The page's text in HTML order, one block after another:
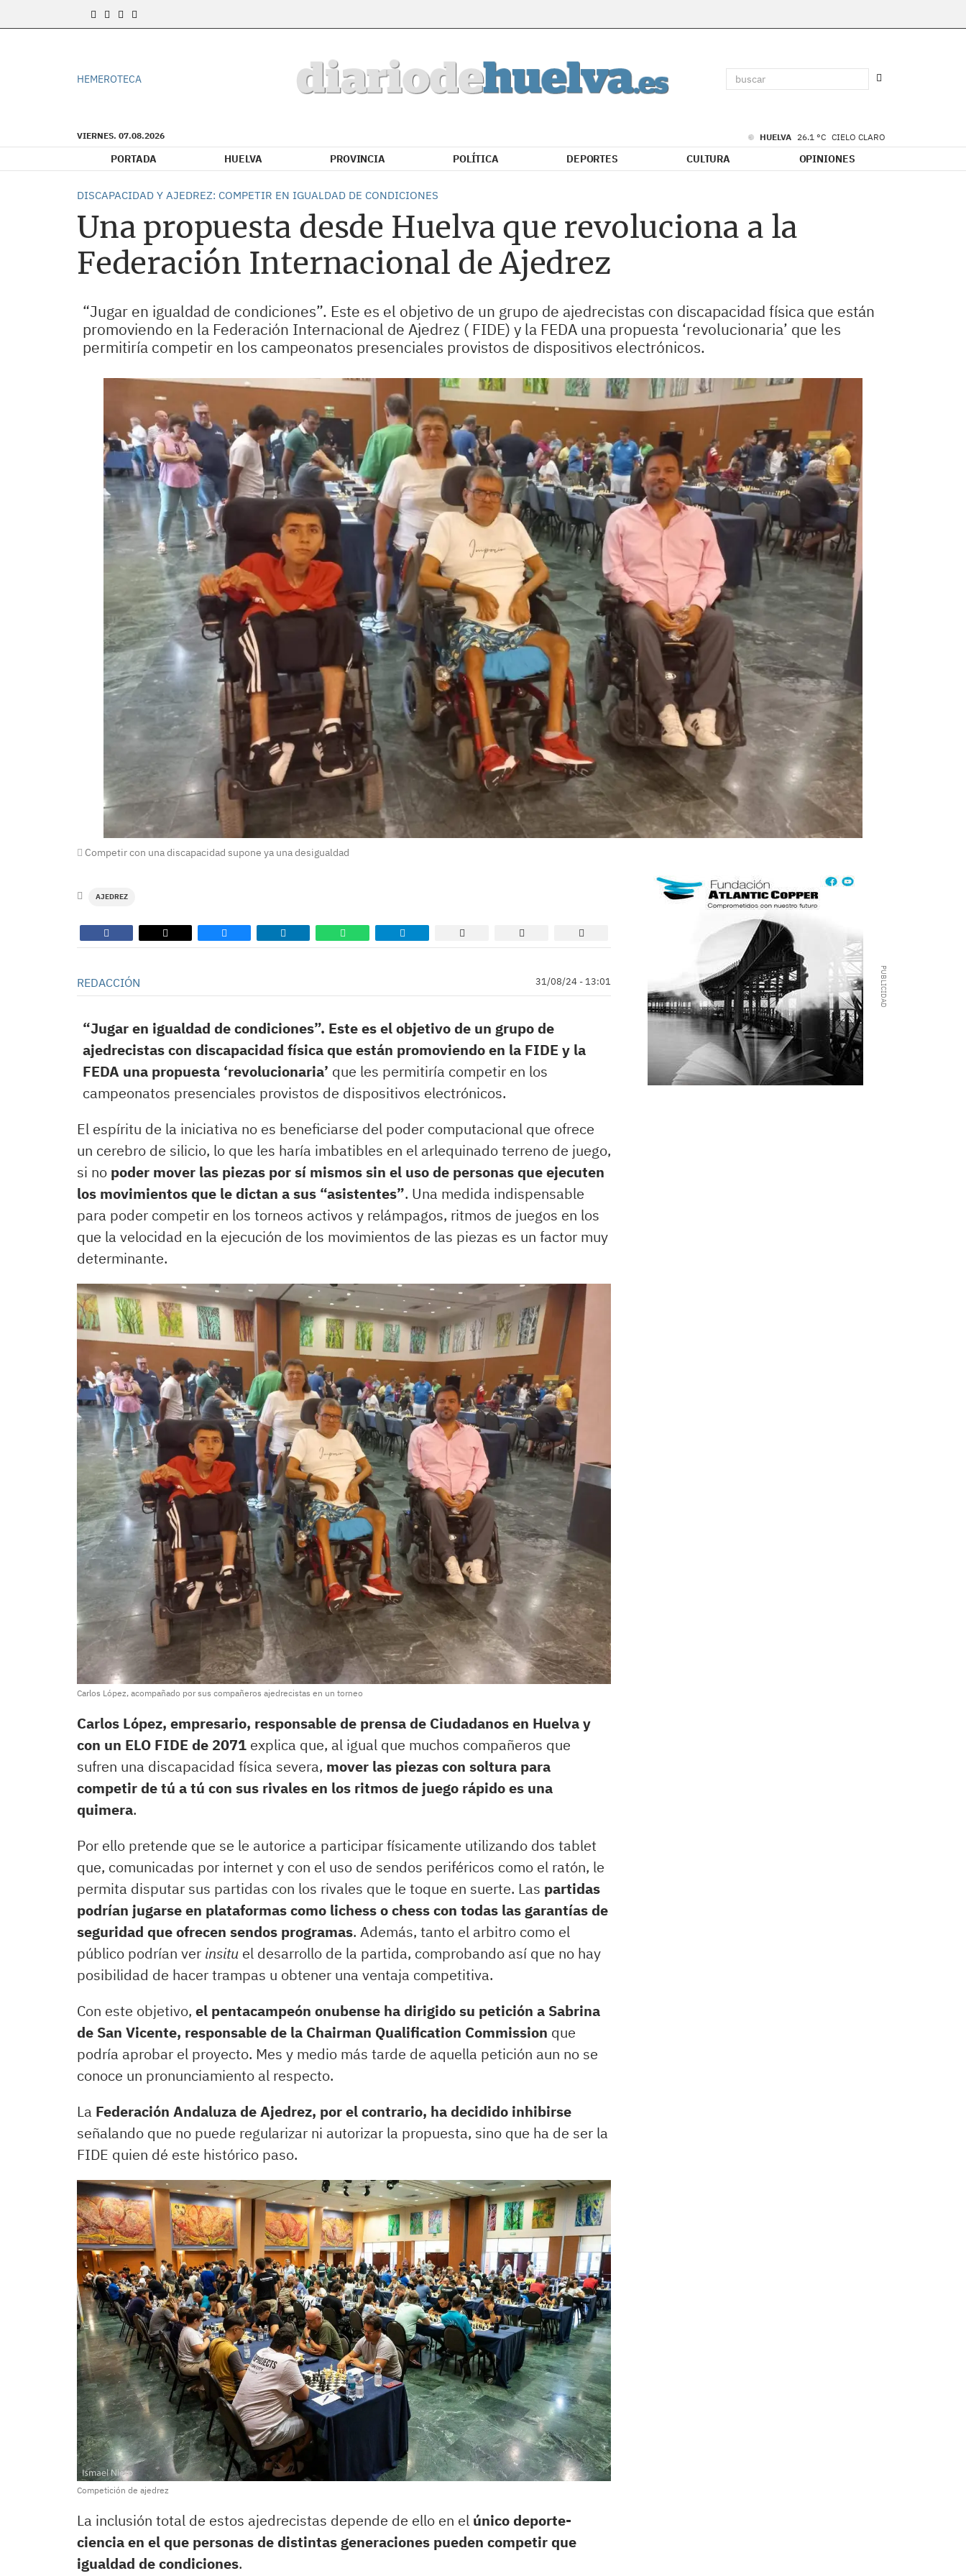
HEMEROTECA
VIERNES. 07.08.2026 HUELVA 26.1 °C CIELO CLARO
PORTADA HUELVA PROVINCIA POLÍTICA DEPORTES CULTURA OPINIONES
DISCAPACIDAD Y AJEDREZ: COMPETIR EN IGUALDAD DE CONDICIONES
Una propuesta desde Huelva que revoluciona a la
Federación Internacional de Ajedrez
“Jugar en igualdad de condiciones”. Este es el objetivo de un grupo de ajedrecistas con discapacidad física que están
promoviendo en la Federación Internacional de Ajedrez ( FIDE) y la FEDA una propuesta ‘revolucionaria’ que les
permitiría competir en los campeonatos presenciales provistos de dispositivos electrónicos.
Competir con una discapacidad supone ya una desigualdad
AJEDREZ
REDACCIÓN 31/08/24 - 13:01
“Jugar en igualdad de condiciones”. Este es el objetivo de un grupo de
ajedrecistas con discapacidad física que están promoviendo en la FIDE y la
FEDA una propuesta ‘revolucionaria’ que les permitiría competir en los
campeonatos presenciales provistos de dispositivos electrónicos.
El espíritu de la iniciativa no es beneficiarse del poder computacional que ofrece
un cerebro de silicio, lo que les haría imbatibles en el arlequinado terreno de juego,
si no poder mover las piezas por sí mismos sin el uso de personas que ejecuten
los movimientos que le dictan a sus “asistentes”. Una medida indispensable
para poder competir en los torneos activos y relámpagos, ritmos de juegos en los
que la velocidad en la ejecución de los movimientos de las piezas es un factor muy
determinante.
Carlos López, acompañado por sus compañeros ajedrecistas en un torneo
Carlos López, empresario, responsable de prensa de Ciudadanos en Huelva y
con un ELO FIDE de 2071 explica que, al igual que muchos compañeros que
sufren una discapacidad física severa, mover las piezas con soltura para
competir de tú a tú con sus rivales en los ritmos de juego rápido es una
quimera.
Por ello pretende que se le autorice a participar físicamente utilizando dos tablet
que, comunicadas por internet y con el uso de sendos periféricos como el ratón, le
permita disputar sus partidas con los rivales que le toque en suerte. Las partidas
podrían jugarse en plataformas como lichess o chess con todas las garantías de
seguridad que ofrecen sendos programas. Además, tanto el arbitro como el
público podrían ver insitu el desarrollo de la partida, comprobando así que no hay
posibilidad de hacer trampas u obtener una ventaja competitiva.
Con este objetivo, el pentacampeón onubense ha dirigido su petición a Sabrina
de San Vicente, responsable de la Chairman Qualification Commission que
podría aprobar el proyecto. Mes y medio más tarde de aquella petición aun no se
conoce un pronunciamiento al respecto.
La Federación Andaluza de Ajedrez, por el contrario, ha decidido inhibirse
señalando que no puede regularizar ni autorizar la propuesta, sino que ha de ser la
FIDE quien dé este histórico paso.
Competición de ajedrez
La inclusión total de estos ajedrecistas depende de ello en el único deporte-
ciencia en el que personas de distintas generaciones pueden competir que
igualdad de condiciones.